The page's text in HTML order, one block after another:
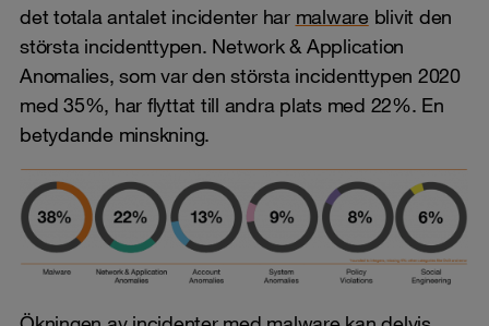
det totala antalet incidenter har malwareblivit den
största incidenttypen. Network & Application
Anomalies, som var den största incidenttypen 2020
med 35%, har flyttat till andra plats med 22%. En
betydande minskning.